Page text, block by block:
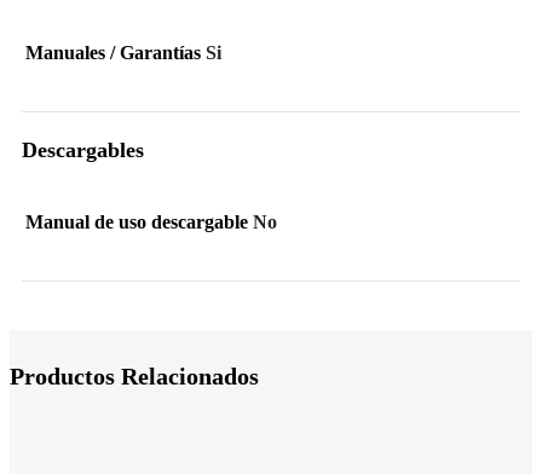
Manuales / Garantías Si
Descargables
Manual de uso descargable No
Productos Relacionados